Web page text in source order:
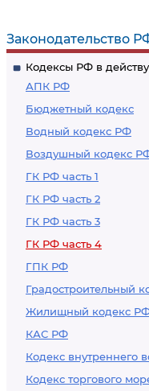
Законодательство
Кодексы РФ в
АПК РФ
Бюджетный кодекс
Водный кодекс РФ
Воздушный кодекс
ГК РФ часть 1
ГК РФ часть 2
ГК РФ часть 3
ГК РФ часть 4
ГПК РФ
Градостроительный
Жилищный кодекс
КАС РФ
Кодекс внутреннего
Кодекс торгового